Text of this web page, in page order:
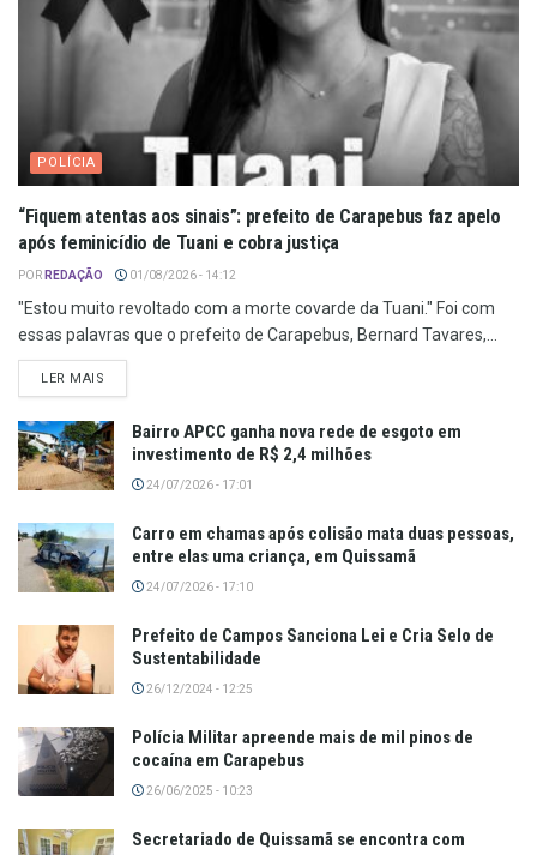
POLÍCIA
“Fiquem atentas aos sinais”: prefeito de Carapebus faz apelo
após feminicídio de Tuani e cobra justiça
POR REDAÇÃO 01/08/2026 - 14:12
"Estou muito revoltado com a morte covarde da Tuani." Foi com
essas palavras que o prefeito de Carapebus, Bernard Tavares,...
LER MAIS
Bairro APCC ganha nova rede de esgoto em
investimento de R$ 2,4 milhões
24/07/2026 - 17:01
Carro em chamas após colisão mata duas pessoas,
entre elas uma criança, em Quissamã
24/07/2026 - 17:10
Prefeito de Campos Sanciona Lei e Cria Selo de
Sustentabilidade
26/12/2024 - 12:25
Polícia Militar apreende mais de mil pinos de
cocaína em Carapebus
26/06/2025 - 10:23
Secretariado de Quissamã se encontra com